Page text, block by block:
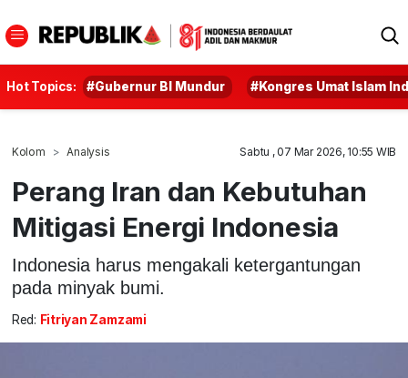
Hot Topics: #Gubernur BI Mundur #Kongres Umat Islam
Kolom Analysis Sabtu , 07 Mar 2026, 10:55 WIB
Perang Iran dan Kebutuhan
Mitigasi Energi Indonesia
Indonesia harus mengakali ketergantungan
pada minyak bumi.
Red: Fitriyan Zamzami